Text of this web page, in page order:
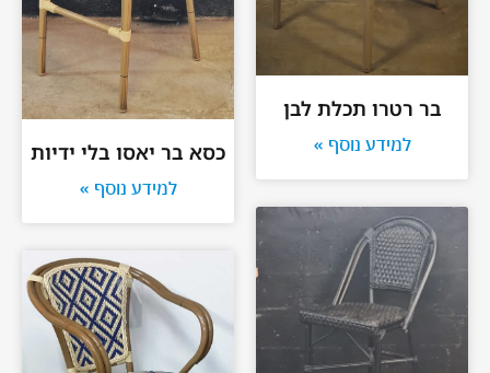
בר רטרו תכלת לבן
למידע נוסף » כסא בר יאסו בלי ידיות
למידע נוסף »